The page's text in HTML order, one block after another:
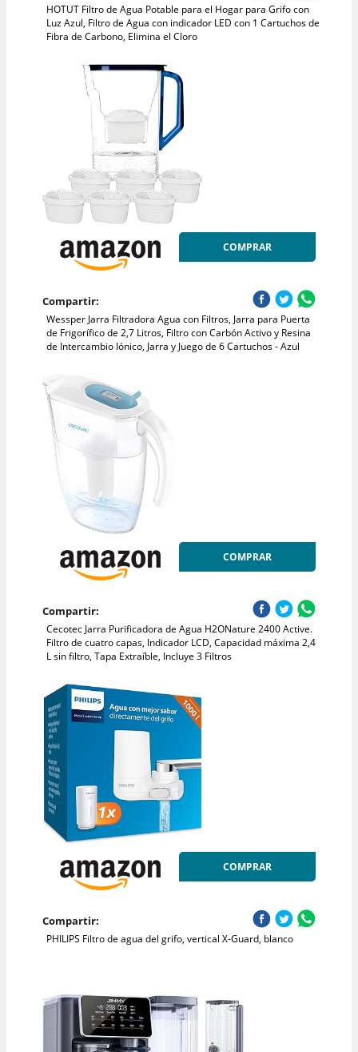
HOTUT Filtro de Agua Potable para el Hogar para Grifo con
Luz Azul, Filtro de Agua con indicador LED con 1 Cartuchos de
Fibra de Carbono, Elimina el Cloro
COMPRAR
Compartir:
Wessper Jarra Filtradora Agua con Filtros, Jarra para Puerta
de Frigorífico de 2,7 Litros, Filtro con Carbón Activo y Resina
de Intercambio Iónico, Jarra y Juego de 6 Cartuchos - Azul
COMPRAR
Compartir:
Cecotec Jarra Purificadora de Agua H2ONature 2400 Active.
Filtro de cuatro capas, Indicador LCD, Capacidad máxima 2,4
L sin filtro, Tapa Extraíble, Incluye 3 Filtros
COMPRAR
Compartir:
PHILIPS Filtro de agua del grifo, vertical X-Guard, blanco